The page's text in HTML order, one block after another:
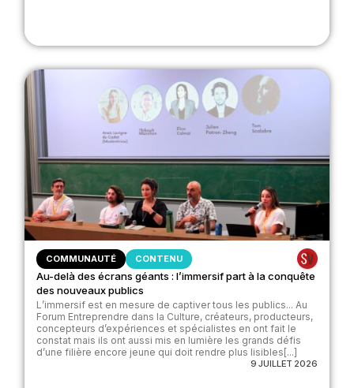
COMMUNAUTÉ CONTENU
Au-delà des écrans géants : l’immersif part à la conquête
des nouveaux publics
L’immersif est en mesure de captiver tous les publics... Au
Forum Entreprendre dans la Culture, créateurs, producteurs,
concepteurs d’expériences et spécialistes en ont fait le
constat mais ils ont aussi mis en lumière les grands défis
d’une filière encore jeune qui doit rendre plus lisibles[...]
9 JUILLET 2026